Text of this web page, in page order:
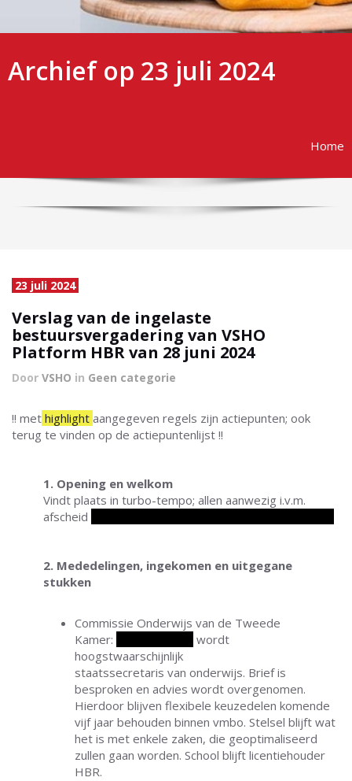
Archief op 23 juli 2024
Home
23 juli 2024
Verslag van de ingelaste
bestuursvergadering van VSHO
Platform HBR van 28 juni 2024
Door VSHO in Geen categorie
!! met highlight aangegeven regels zijn actiepunten; ook
terug te vinden op de actiepuntenlijst !!
1. Opening en welkom
Vindt plaats in turbo-tempo; allen aanwezig i.v.m.
afscheid
2. Mededelingen, ingekomen en uitgegane
stukken
Commissie Onderwijs van de Tweede
Kamer:
wordt
hoogstwaarschijnlijk
staatssecretaris van onderwijs. Brief is
besproken en advies wordt overgenomen.
Hierdoor blijven flexibele keuzedelen komende
vijf jaar behouden binnen vmbo. Stelsel blijft wat
het is met enkele zaken, die geoptimaliseerd
zullen gaan worden. School blijft licentiehouder
HBR.